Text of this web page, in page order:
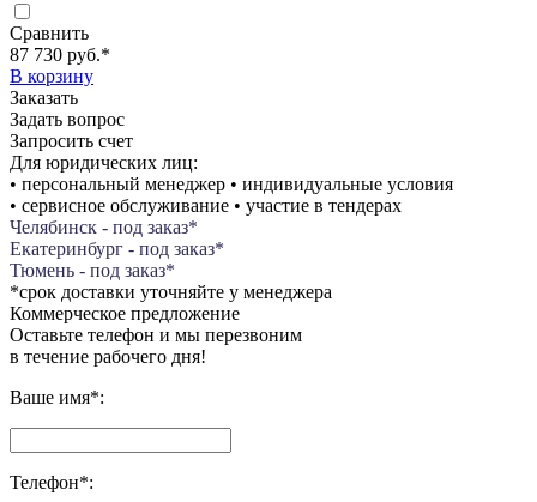
Сравнить
87 730 руб.*
В корзину
Заказать
Задать вопрос
Запросить счет
Для юридических лиц:
• персональный менеджер • индивидуальные условия
• сервисное обслуживание • участие в тендерах
Челябинск - под заказ*
Екатеринбург - под заказ*
Тюмень - под заказ*
*срок доставки уточняйте у менеджера
Коммерческое предложение
Оставьте телефон и мы перезвоним
в течение рабочего дня!
Ваше имя*:
Телефон*: